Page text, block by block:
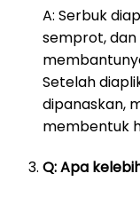
A: Serbuk
semprot,
Setelah
dipanaskan,
membentuk
Q: Apa